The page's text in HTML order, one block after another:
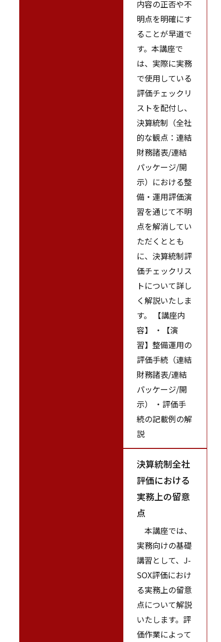
内容の正否や不
明点を明確にす
ることが早道で
す。本講座で
は、実際に実務
で使用している
評価チェックリ
ストを配付し、
決算統制（全社
的な観点：連結
財務諸表/連結
パッケージ/開
示）における整
備・運用評価演
習を通じて不明
点を解消してい
ただくととも
に、決算統制評
価チェックリス
トについて詳し
く解説いたしま
す。 【講座内
容】 ・【演
習】整備運用の
評価手続（連結
財務諸表/連結
パッケージ/開
示） ・評価手
続の記載例の解
説
決算統制全社
評価における
実務上の留意
点
本講座では、
実務向けの基礎
講習として、J-
SOX評価におけ
る実務上の留意
点について解説
いたします。評
価作業によって